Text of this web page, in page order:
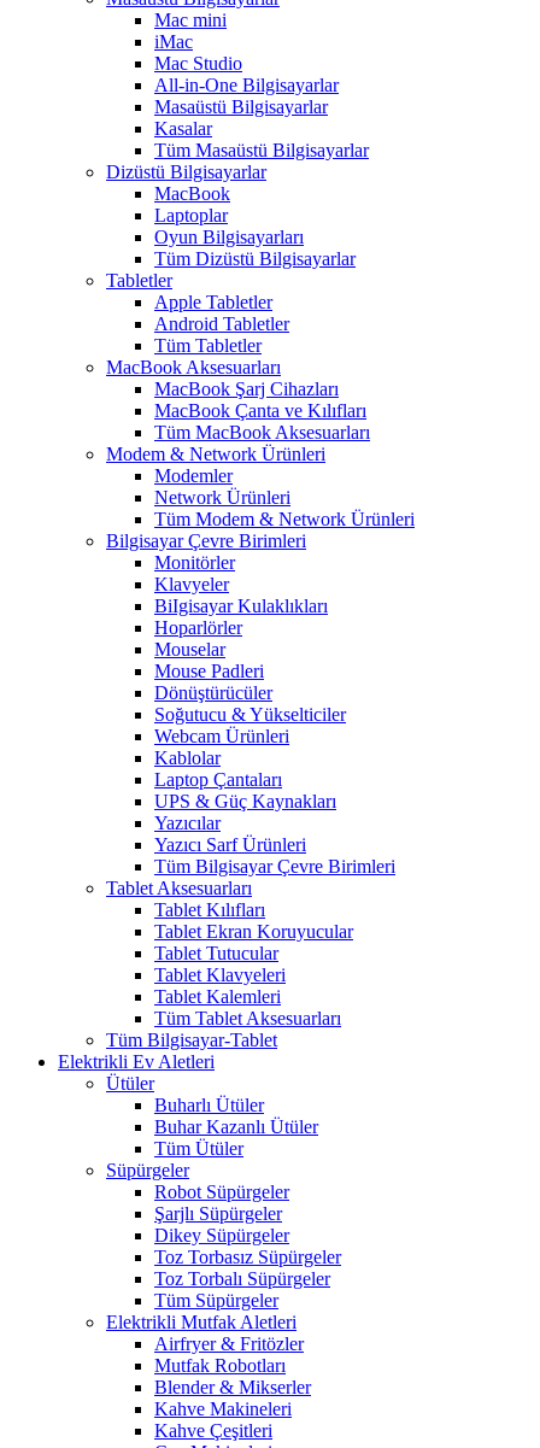
Mac mini
iMac
Mac Studio
All-in-One Bilgisayarlar
Masaüstü Bilgisayarlar
Kasalar
Tüm Masaüstü Bilgisayarlar
Dizüstü Bilgisayarlar
MacBook
Laptoplar
Oyun Bilgisayarları
Tüm Dizüstü Bilgisayarlar
Tabletler
Apple Tabletler
Android Tabletler
Tüm Tabletler
MacBook Aksesuarları
MacBook Şarj Cihazları
MacBook Çanta ve Kılıfları
Tüm MacBook Aksesuarları
Modem & Network Ürünleri
Modemler
Network Ürünleri
Tüm Modem & Network Ürünleri
Bilgisayar Çevre Birimleri
Monitörler
Klavyeler
BiIgisayar Kulaklıkları
Hoparlörler
Mouselar
Mouse Padleri
Dönüştürücüler
Soğutucu & Yükselticiler
Webcam Ürünleri
Kablolar
Laptop Çantaları
UPS & Güç Kaynakları
Yazıcılar
Yazıcı Sarf Ürünleri
Tüm Bilgisayar Çevre Birimleri
Tablet Aksesuarları
Tablet Kılıfları
Tablet Ekran Koruyucular
Tablet Tutucular
Tablet Klavyeleri
Tablet Kalemleri
Tüm Tablet Aksesuarları
Tüm Bilgisayar-Tablet
Elektrikli Ev Aletleri
Ütüler
Buharlı Ütüler
Buhar Kazanlı Ütüler
Tüm Ütüler
Süpürgeler
Robot Süpürgeler
Şarjlı Süpürgeler
Dikey Süpürgeler
Toz Torbasız Süpürgeler
Toz Torbalı Süpürgeler
Tüm Süpürgeler
Elektrikli Mutfak Aletleri
Airfryer & Fritözler
Mutfak Robotları
Blender & Mikserler
Kahve Makineleri
Kahve Çeşitleri